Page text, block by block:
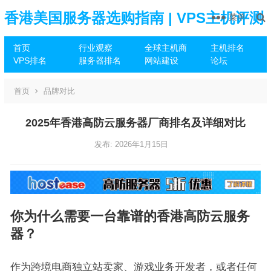
香港美国服务器选购指南 | VPS主机评测
推荐
首页 行业观察 全球主机商
主机排名
VPS排名
服务器排名 网站建设 论坛
菜单
首页 品牌对比
2025年香港高防云服务器厂商排名及详细对比
发布: 2026年1月15日
你为什么需要一台靠谱的香港高防云服务
器？
作为跨境电商独立站卖家、游戏业务开发者，或者任何